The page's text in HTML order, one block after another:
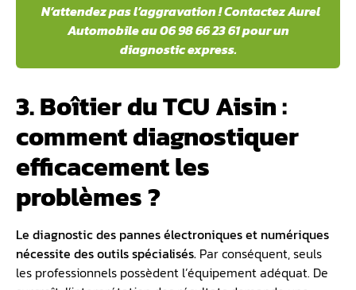
️ N’attendez pas l’aggravation ! Contactez Aurel
Automobile au 06 98 66 23 61 pour un
diagnostic express.
3. Boîtier du TCU Aisin :
comment diagnostiquer
efficacement les
problèmes ?
Le diagnostic des pannes électroniqueset numériques
nécessite des outils spécialisés. Par conséquent, seuls
les professionnels possèdent l’équipement adéquat. De